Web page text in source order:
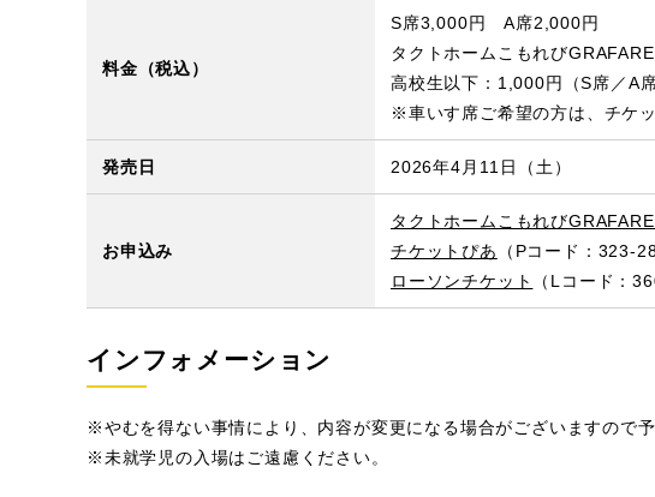
料金（税込）
S席3,000円 A席2,000円
タクトホームこもれび
高校生以下：1,000円（S席／A席
※車いす席ご希望の方は、チケ
発売日 2026年4月11日（土）
お申込み
タクトホームこもれび
チケットぴあ
（Pコード：323-
ローソンチケット
（Lコード：
インフォメーション
※やむを得ない事情により、内容が変更になる場合がございますので予
※未就学児の入場はご遠慮ください。